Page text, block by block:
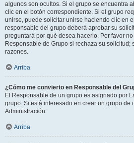
algunos son ocultos. Si el grupo se encuentra
clic en el botón correspondiente. Si el grupo
unirse, puede solicitar unirse haciendo clic en
responsable del grupo deberá aprobar su
preguntará por qué desea hacerlo. Por favor
Responsable de Grupo si rechaza su solicitud;
razones.
Arriba
¿Cómo me convierto en Responsable del
El Responsable de un grupo es asignado por
grupo. Si está interesado en crear un grupo de
Administración.
Arriba